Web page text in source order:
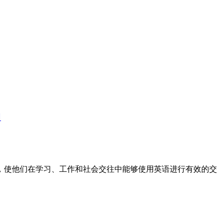
他们在学习、工作和社会交往中能够使用英语进行有效的交